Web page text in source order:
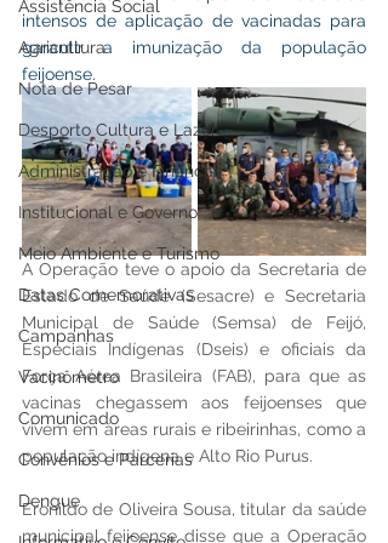
Assistência Social
Agricultura
Nota de Pesar
Desporto Cultura e Lazer
Administração e Finanças
Institucional e Governo
Meio Ambiente e Turismo
Datas Comemorativas
Campanhas
Vacinômetro
Comunicado
Convênios e Parcerias
Dengue
intensos de aplicação de vacinadas para
garantir a imunização da população
feijoense.
A Operação teve o apoio da Secretaria de
Estado de Saúde (Sesacre) e Secretaria
Municipal de Saúde (Semsa) de Feijó,
Especiais Indígenas (Dseis) e oficiais da
Força Aérea Brasileira (FAB), para que as
vacinas chegassem aos feijoenses que
vivem em áreas rurais e ribeirinhas, como a
população indígena e Alto Rio Purus.
Eronildo de Oliveira Sousa, titular da saúde
municipal feijoense disse que a Operação